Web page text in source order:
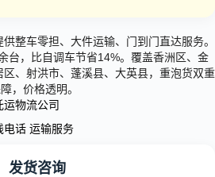
整车零担、大件运输、门到门直达服务。
台，比自调车节省14%。覆盖香洲区、金
、射洪市、蓬溪县、大英县，重泡货双重
，价格透明。
物流公司
电话 运输服务
发货咨询